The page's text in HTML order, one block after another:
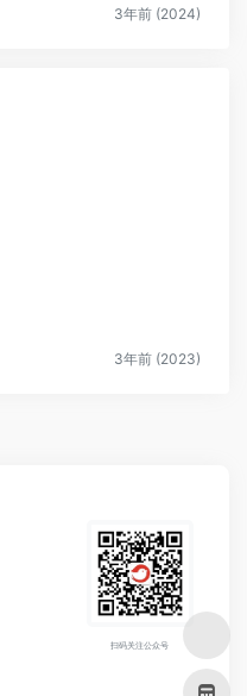
3年前 (2024)
3年前 (2023)
扫码关注公众号